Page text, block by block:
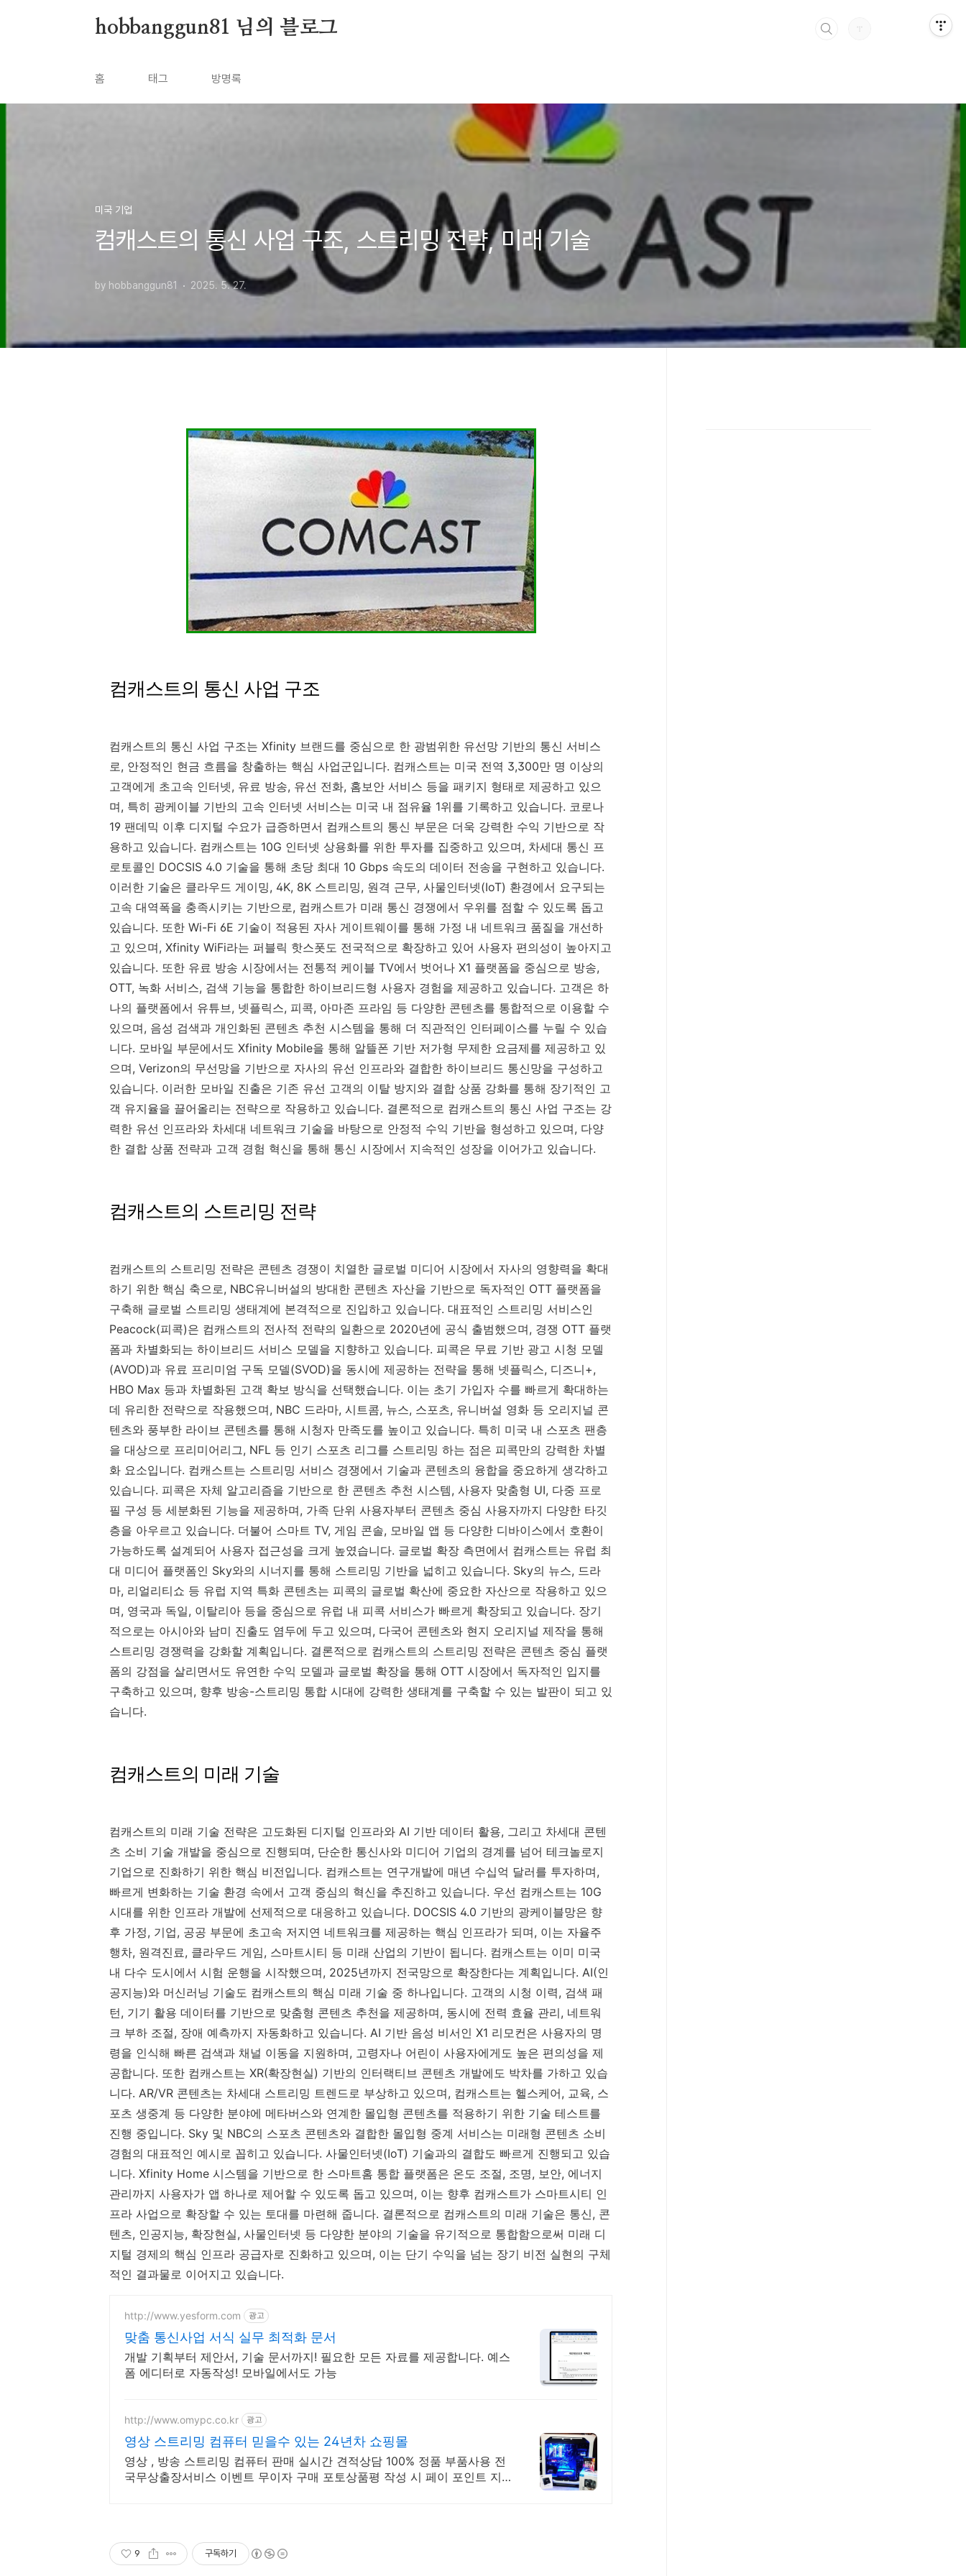
hobbanggun81 님의 블로그
홈 태그 방명록
미국 기업
컴캐스트의 통신 사업 구조, 스트리밍 전략, 미래 기술
by hobbanggun81 2025. 5. 27.
컴캐스트의 통신 사업 구조
컴캐스트의 통신 사업 구조는 Xfinity 브랜드를 중심으로 한 광범위한 유선망 기반의 통신 서비스
로, 안정적인 현금 흐름을 창출하는 핵심 사업군입니다. 컴캐스트는 미국 전역 3,300만 명 이상의
고객에게 초고속 인터넷, 유료 방송, 유선 전화, 홈보안 서비스 등을 패키지 형태로 제공하고 있으
며, 특히 광케이블 기반의 고속 인터넷 서비스는 미국 내 점유율 1위를 기록하고 있습니다. 코로나
19 팬데믹 이후 디지털 수요가 급증하면서 컴캐스트의 통신 부문은 더욱 강력한 수익 기반으로 작
용하고 있습니다. 컴캐스트는 10G 인터넷 상용화를 위한 투자를 집중하고 있으며, 차세대 통신 프
로토콜인 DOCSIS 4.0 기술을 통해 초당 최대 10 Gbps 속도의 데이터 전송을 구현하고 있습니다.
이러한 기술은 클라우드 게이밍, 4K, 8K 스트리밍, 원격 근무, 사물인터넷(IoT) 환경에서 요구되는
고속 대역폭을 충족시키는 기반으로, 컴캐스트가 미래 통신 경쟁에서 우위를 점할 수 있도록 돕고
있습니다. 또한 Wi-Fi 6E 기술이 적용된 자사 게이트웨이를 통해 가정 내 네트워크 품질을 개선하
고 있으며, Xfinity WiFi라는 퍼블릭 핫스폿도 전국적으로 확장하고 있어 사용자 편의성이 높아지고
있습니다. 또한 유료 방송 시장에서는 전통적 케이블 TV에서 벗어나 X1 플랫폼을 중심으로 방송,
OTT, 녹화 서비스, 검색 기능을 통합한 하이브리드형 사용자 경험을 제공하고 있습니다. 고객은 하
나의 플랫폼에서 유튜브, 넷플릭스, 피콕, 아마존 프라임 등 다양한 콘텐츠를 통합적으로 이용할 수
있으며, 음성 검색과 개인화된 콘텐츠 추천 시스템을 통해 더 직관적인 인터페이스를 누릴 수 있습
니다. 모바일 부문에서도 Xfinity Mobile을 통해 알뜰폰 기반 저가형 무제한 요금제를 제공하고 있
으며, Verizon의 무선망을 기반으로 자사의 유선 인프라와 결합한 하이브리드 통신망을 구성하고
있습니다. 이러한 모바일 진출은 기존 유선 고객의 이탈 방지와 결합 상품 강화를 통해 장기적인 고
객 유지율을 끌어올리는 전략으로 작용하고 있습니다. 결론적으로 컴캐스트의 통신 사업 구조는 강
력한 유선 인프라와 차세대 네트워크 기술을 바탕으로 안정적 수익 기반을 형성하고 있으며, 다양
한 결합 상품 전략과 고객 경험 혁신을 통해 통신 시장에서 지속적인 성장을 이어가고 있습니다.
컴캐스트의 스트리밍 전략
컴캐스트의 스트리밍 전략은 콘텐츠 경쟁이 치열한 글로벌 미디어 시장에서 자사의 영향력을 확대
하기 위한 핵심 축으로, NBC유니버설의 방대한 콘텐츠 자산을 기반으로 독자적인 OTT 플랫폼을
구축해 글로벌 스트리밍 생태계에 본격적으로 진입하고 있습니다. 대표적인 스트리밍 서비스인
Peacock(피콕)은 컴캐스트의 전사적 전략의 일환으로 2020년에 공식 출범했으며, 경쟁 OTT 플랫
폼과 차별화되는 하이브리드 서비스 모델을 지향하고 있습니다. 피콕은 무료 기반 광고 시청 모델
(AVOD)과 유료 프리미엄 구독 모델(SVOD)을 동시에 제공하는 전략을 통해 넷플릭스, 디즈니+,
HBO Max 등과 차별화된 고객 확보 방식을 선택했습니다. 이는 초기 가입자 수를 빠르게 확대하는
데 유리한 전략으로 작용했으며, NBC 드라마, 시트콤, 뉴스, 스포츠, 유니버설 영화 등 오리지널 콘
텐츠와 풍부한 라이브 콘텐츠를 통해 시청자 만족도를 높이고 있습니다. 특히 미국 내 스포츠 팬층
을 대상으로 프리미어리그, NFL 등 인기 스포츠 리그를 스트리밍 하는 점은 피콕만의 강력한 차별
화 요소입니다. 컴캐스트는 스트리밍 서비스 경쟁에서 기술과 콘텐츠의 융합을 중요하게 생각하고
있습니다. 피콕은 자체 알고리즘을 기반으로 한 콘텐츠 추천 시스템, 사용자 맞춤형 UI, 다중 프로
필 구성 등 세분화된 기능을 제공하며, 가족 단위 사용자부터 콘텐츠 중심 사용자까지 다양한 타깃
층을 아우르고 있습니다. 더불어 스마트 TV, 게임 콘솔, 모바일 앱 등 다양한 디바이스에서 호환이
가능하도록 설계되어 사용자 접근성을 크게 높였습니다. 글로벌 확장 측면에서 컴캐스트는 유럽 최
대 미디어 플랫폼인 Sky와의 시너지를 통해 스트리밍 기반을 넓히고 있습니다. Sky의 뉴스, 드라
마, 리얼리티쇼 등 유럽 지역 특화 콘텐츠는 피콕의 글로벌 확산에 중요한 자산으로 작용하고 있으
며, 영국과 독일, 이탈리아 등을 중심으로 유럽 내 피콕 서비스가 빠르게 확장되고 있습니다. 장기
적으로는 아시아와 남미 진출도 염두에 두고 있으며, 다국어 콘텐츠와 현지 오리지널 제작을 통해
스트리밍 경쟁력을 강화할 계획입니다. 결론적으로 컴캐스트의 스트리밍 전략은 콘텐츠 중심 플랫
폼의 강점을 살리면서도 유연한 수익 모델과 글로벌 확장을 통해 OTT 시장에서 독자적인 입지를
구축하고 있으며, 향후 방송-스트리밍 통합 시대에 강력한 생태계를 구축할 수 있는 발판이 되고 있
습니다.
컴캐스트의 미래 기술
컴캐스트의 미래 기술 전략은 고도화된 디지털 인프라와 AI 기반 데이터 활용, 그리고 차세대 콘텐
츠 소비 기술 개발을 중심으로 진행되며, 단순한 통신사와 미디어 기업의 경계를 넘어 테크놀로지
기업으로 진화하기 위한 핵심 비전입니다. 컴캐스트는 연구개발에 매년 수십억 달러를 투자하며,
빠르게 변화하는 기술 환경 속에서 고객 중심의 혁신을 추진하고 있습니다. 우선 컴캐스트는 10G
시대를 위한 인프라 개발에 선제적으로 대응하고 있습니다. DOCSIS 4.0 기반의 광케이블망은 향
후 가정, 기업, 공공 부문에 초고속 저지연 네트워크를 제공하는 핵심 인프라가 되며, 이는 자율주
행차, 원격진료, 클라우드 게임, 스마트시티 등 미래 산업의 기반이 됩니다. 컴캐스트는 이미 미국
내 다수 도시에서 시험 운행을 시작했으며, 2025년까지 전국망으로 확장한다는 계획입니다. AI(인
공지능)와 머신러닝 기술도 컴캐스트의 핵심 미래 기술 중 하나입니다. 고객의 시청 이력, 검색 패
턴, 기기 활용 데이터를 기반으로 맞춤형 콘텐츠 추천을 제공하며, 동시에 전력 효율 관리, 네트워
크 부하 조절, 장애 예측까지 자동화하고 있습니다. AI 기반 음성 비서인 X1 리모컨은 사용자의 명
령을 인식해 빠른 검색과 채널 이동을 지원하며, 고령자나 어린이 사용자에게도 높은 편의성을 제
공합니다. 또한 컴캐스트는 XR(확장현실) 기반의 인터랙티브 콘텐츠 개발에도 박차를 가하고 있습
니다. AR/VR 콘텐츠는 차세대 스트리밍 트렌드로 부상하고 있으며, 컴캐스트는 헬스케어, 교육, 스
포츠 생중계 등 다양한 분야에 메타버스와 연계한 몰입형 콘텐츠를 적용하기 위한 기술 테스트를
진행 중입니다. Sky 및 NBC의 스포츠 콘텐츠와 결합한 몰입형 중계 서비스는 미래형 콘텐츠 소비
경험의 대표적인 예시로 꼽히고 있습니다. 사물인터넷(IoT) 기술과의 결합도 빠르게 진행되고 있습
니다. Xfinity Home 시스템을 기반으로 한 스마트홈 통합 플랫폼은 온도 조절, 조명, 보안, 에너지
관리까지 사용자가 앱 하나로 제어할 수 있도록 돕고 있으며, 이는 향후 컴캐스트가 스마트시티 인
프라 사업으로 확장할 수 있는 토대를 마련해 줍니다. 결론적으로 컴캐스트의 미래 기술은 통신, 콘
텐츠, 인공지능, 확장현실, 사물인터넷 등 다양한 분야의 기술을 유기적으로 통합함으로써 미래 디
지털 경제의 핵심 인프라 공급자로 진화하고 있으며, 이는 단기 수익을 넘는 장기 비전 실현의 구체
적인 결과물로 이어지고 있습니다.
http://www.yesform.com 광고
맞춤 통신사업 서식 실무 최적화 문서
개발 기획부터 제안서, 기술 문서까지! 필요한 모든 자료를 제공합니다. 예스
폼 에디터로 자동작성! 모바일에서도 가능
http://www.omypc.co.kr 광고
영상 스트리밍 컴퓨터 믿을수 있는 24년차 쇼핑몰
영상 , 방송 스트리밍 컴퓨터 판매 실시간 견적상담 100% 정품 부품사용 전
국무상출장서비스 이벤트 무이자 구매 포토상품평 작성 시 페이 포인트 지
9 구독하기